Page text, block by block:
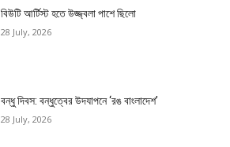
বিউটি আর্টিস্ট হতে উজ্জ্বলা পাশে ছিলো
28 July, 2026
বন্ধু দিবস: বন্ধুত্বের উদযাপনে ‘রঙ বাংলাদেশ’
28 July, 2026